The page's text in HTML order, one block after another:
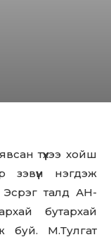
түүхээ хойш
нэгдэж
талд АН-
бутархай
буй. М.Тулгат